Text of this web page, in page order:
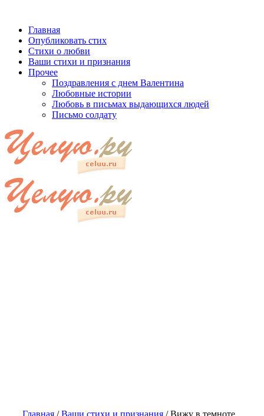
Главная
Опубликовать стих
Стихи о любви
Ваши стихи и признания
Прочее
Поздравления с днем Валентина
Любовные истории
Любовь в письмах выдающихся людей
Письмо солдату
Главная /Ваши стихи и признания /Вижу в темноте